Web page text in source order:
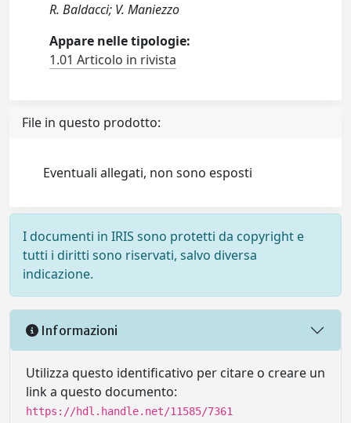
R. Baldacci; V. Maniezzo
Appare nelle tipologie:
1.01 Articolo in rivista
File in questo prodotto:
Eventuali allegati, non sono esposti
I documenti in IRIS sono protetti da copyright e
tutti i diritti sono riservati, salvo diversa
indicazione.
Informazioni
Utilizza questo identificativo per citare o creare un
link a questo documento:
https://hdl.handle.net/11585/7361